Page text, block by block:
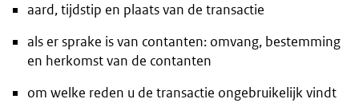
aard, tijdstip en plaats van de transactie
als er sprake is van contanten: omvang, bestemming
en herkomst van de contanten
om welke reden u de transactie ongebruikelijk vindt